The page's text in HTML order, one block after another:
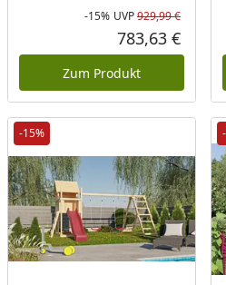
Rabatt
-15% UVP929,99 €
783,63 €
Zum Produkt
-15%